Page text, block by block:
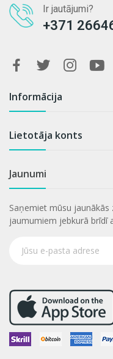
Ir jautājumi?
+371
Informācija
Lietotāja konts
Jaunumi
Saņemiet mūsu jaunākās
jaumumiem jebkurā brīdī